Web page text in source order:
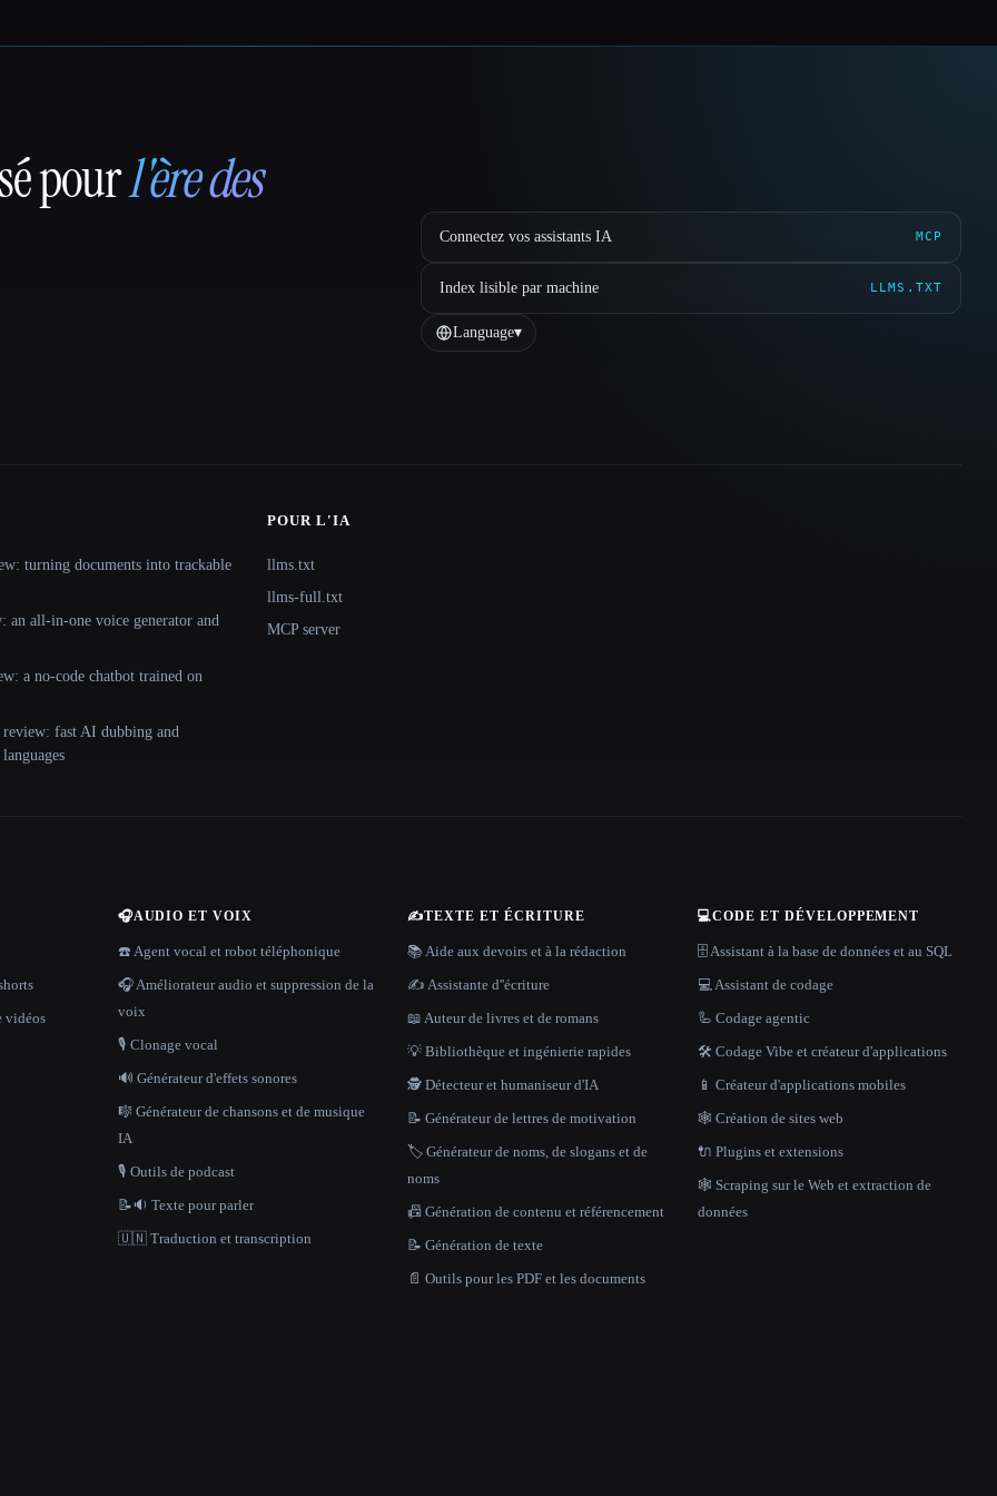
pourl'ère des
Connectez vos assistants IA MCP
Index lisible par machine LLMS.TXT
Language▾
turning documents into trackable
an all-in-one voice generator and
a no-code chatbot trained on
review: fast AI dubbing and
POUR L'IA
llms.txt
llms-full.txt
MCP server
vidéos
🎧AUDIO ET VOIX
☎️ Agent vocal et robot téléphonique
🎧 Améliorateur audio et suppression de la
voix
🎙️ Clonage vocal
🔊 Générateur d'effets sonores
🎼 Générateur de chansons et de musique
IA
🎙️ Outils de podcast
📝🔉 Texte pour parler
🇺🇳 Traduction et transcription
✍️TEXTE ET ÉCRITURE
📚 Aide aux devoirs et à la rédaction
✍️ Assistante d''écriture
📖 Auteur de livres et de romans
💡 Bibliothèque et ingénierie rapides
🕵️ Détecteur et humaniseur d'IA
📝 Générateur de lettres de motivation
🏷️ Générateur de noms, de slogans et de
noms
📠 Génération de contenu et référencement
📝 Génération de texte
📄 Outils pour les PDF et les documents
💻CODE ET DÉVELOPPEMENT
🗄️ Assistant à la base de données et au SQL
💻 Assistant de codage
🦾 Codage agentic
🛠️ Codage Vibe et créateur d'applications
📱 Créateur d'applications mobiles
🕸 Création de sites web
🔌 Plugins et extensions
🕸️ Scraping sur le Web et extraction de
données